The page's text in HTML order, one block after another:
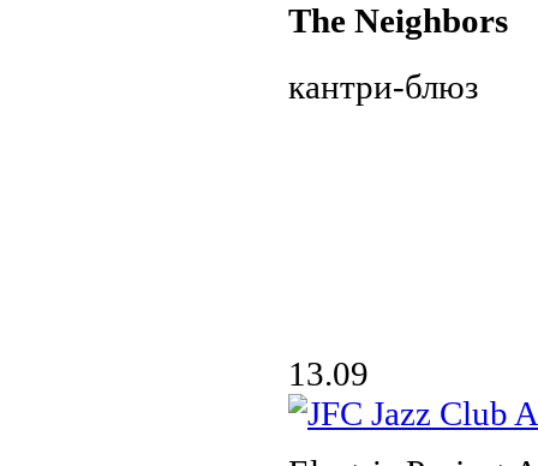
The Neighbors
кантри-блюз
13.09